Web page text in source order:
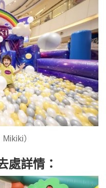
Mikiki）
處詳情：